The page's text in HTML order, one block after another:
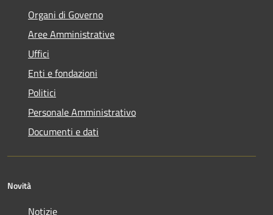
Organi di Governo
Aree Amministrative
Uffici
Enti e fondazioni
Politici
Personale Amministrativo
Documenti e dati
Novità
Notizie